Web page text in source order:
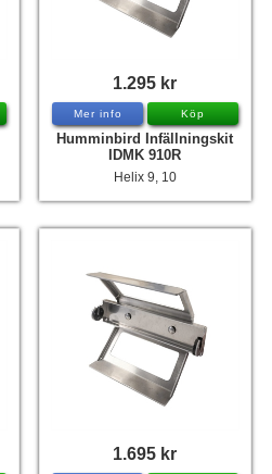
1.295 kr
Mer info Köp
Humminbird Infällningskit
IDMK 910R
Helix 9, 10
1.695 kr